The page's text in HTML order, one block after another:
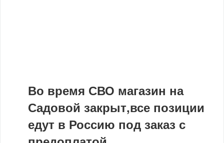
Во время СВО магазин на
Садовой закрыт,все позиции
едут в Россию под заказ с